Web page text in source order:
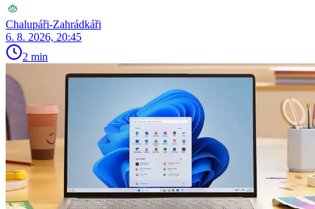
Chalupáři-Zahrádkáři
6. 8. 2026, 20:45
2 min